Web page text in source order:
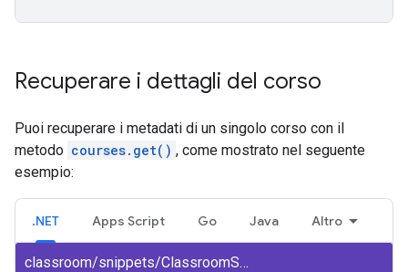
Recuperare i dettagli del corso
Puoi recuperare i metadati di un singolo corso con il
metodo courses.get() , come mostrato nel seguente
esempio:
.NET Apps Script Go Java Altro
classroom/snippets/ClassroomSnippets/GetCourse.cs